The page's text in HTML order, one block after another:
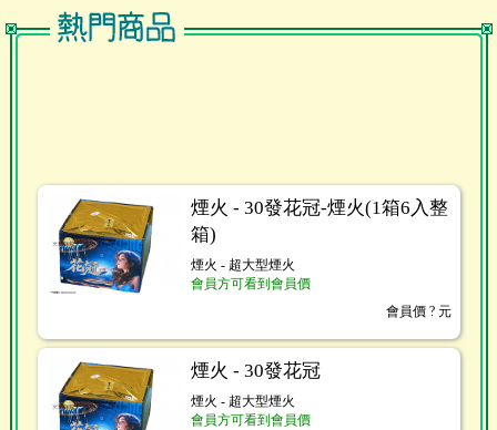
煙火 - 30發花冠-煙火(1箱6入整
箱)
煙火 - 超大型煙火
會員方可看到會員價
會員價? 元
煙火 - 30發花冠
煙火 - 超大型煙火
會員方可看到會員價